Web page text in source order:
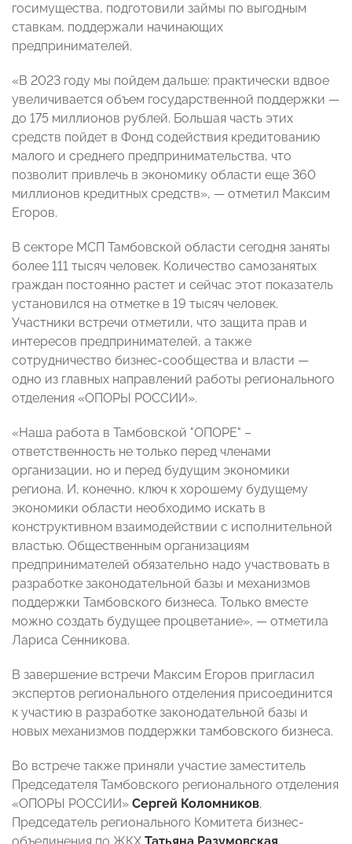
госимущества, подготовили займы по выгодным
ставкам, поддержали начинающих
предпринимателей.
«В 2023 году мы пойдем дальше: практически вдвое
увеличивается объем государственной поддержки —
до 175 миллионов рублей. Большая часть этих
средств пойдет в Фонд содействия кредитованию
малого и среднего предпринимательства, что
позволит привлечь в экономику области еще 360
миллионов кредитных средств», — отметил Максим
Егоров.
В секторе МСП Тамбовской области сегодня заняты
более 111 тысяч человек. Количество самозанятых
граждан постоянно растет и сейчас этот показатель
установился на отметке в 19 тысяч человек.
Участники встречи отметили, что защита прав и
интересов предпринимателей, а также
сотрудничество бизнес-сообщества и власти —
одно из главных направлений работы регионального
отделения «ОПОРЫ РОССИИ».
«Наша работа в Тамбовской "ОПОРЕ" –
ответственность не только перед членами
организации, но и перед будущим экономики
региона. И, конечно, ключ к хорошему будущему
экономики области необходимо искать в
конструктивном взаимодействии с исполнительной
властью. Общественным организациям
предпринимателей обязательно надо участвовать в
разработке законодательной базы и механизмов
поддержки Тамбовского бизнеса. Только вместе
можно создать будущее процветание», — отметила
Лариса Сенникова.
В завершение встречи Максим Егоров пригласил
экспертов регионального отделения присоединится
к участию в разработке законодательной базы и
новых механизмов поддержки тамбовского бизнеса.
Во встрече также приняли участие заместитель
Председателя Тамбовского регионального отделения
«ОПОРЫ РОССИИ» Сергей Коломников,
Председатель регионального Комитета бизнес-